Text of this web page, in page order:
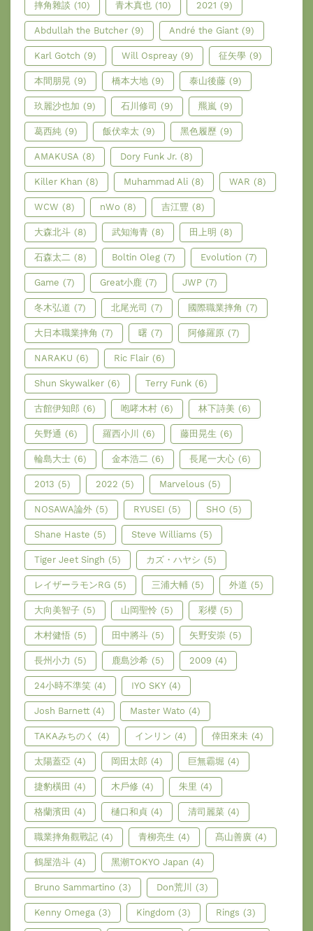
摔角雜談 (10) 青木真也 (10) 2021 (9)
Abdullah the Butcher (9) André the Giant (9)
Karl Gotch (9) Will Ospreay (9) 征矢學 (9)
本間朋晃 (9) 橋本大地 (9) 泰山後藤 (9)
玖麗沙也加 (9) 石川修司 (9) 羆嵐 (9)
葛西純 (9) 飯伏幸太 (9) 黑色履歷 (9)
AMAKUSA (8) Dory Funk Jr. (8)
Killer Khan (8) Muhammad Ali (8) WAR (8)
WCW (8) nWo (8) 吉江豐 (8)
大森北斗 (8) 武知海青 (8) 田上明 (8)
石森太二 (8) Boltin Oleg (7) Evolution (7)
Game (7) Great小鹿 (7) JWP (7)
冬木弘道 (7) 北尾光司 (7) 國際職業摔角 (7)
大日本職業摔角 (7) 曙 (7) 阿修羅原 (7)
NARAKU (6) Ric Flair (6)
Shun Skywalker (6) Terry Funk (6)
古館伊知郎 (6) 咆哮木村 (6) 林下詩美 (6)
矢野通 (6) 羅西小川 (6) 藤田晃生 (6)
輪島大士 (6) 金本浩二 (6) 長尾一大心 (6)
2013 (5) 2022 (5) Marvelous (5)
NOSAWA論外 (5) RYUSEI (5) SHO (5)
Shane Haste (5) Steve Williams (5)
Tiger Jeet Singh (5) カズ・ハヤシ (5)
レイザーラモンRG (5) 三浦大輔 (5) 外道 (5)
大向美智子 (5) 山岡聖怜 (5) 彩櫻 (5)
木村健悟 (5) 田中將斗 (5) 矢野安崇 (5)
長州小力 (5) 鹿島沙希 (5) 2009 (4)
24小時不準笑 (4) IYO SKY (4)
Josh Barnett (4) Master Wato (4)
TAKAみちのく (4) インリン (4) 倖田來未 (4)
太陽蓋亞 (4) 岡田太郎 (4) 巨無霸堀 (4)
捷豹橫田 (4) 木戶修 (4) 朱里 (4)
格蘭濱田 (4) 樋口和貞 (4) 清司麗菜 (4)
職業摔角觀戰記 (4) 青柳亮生 (4) 髙山善廣 (4)
鶴屋浩斗 (4) 黑潮TOKYO Japan (4)
Bruno Sammartino (3) Don荒川 (3)
Kenny Omega (3) Kingdom (3) Rings (3)